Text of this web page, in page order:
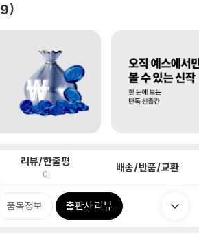
9
리뷰/한줄평
0 배송/반품/교환
품목정보 출판사 리뷰